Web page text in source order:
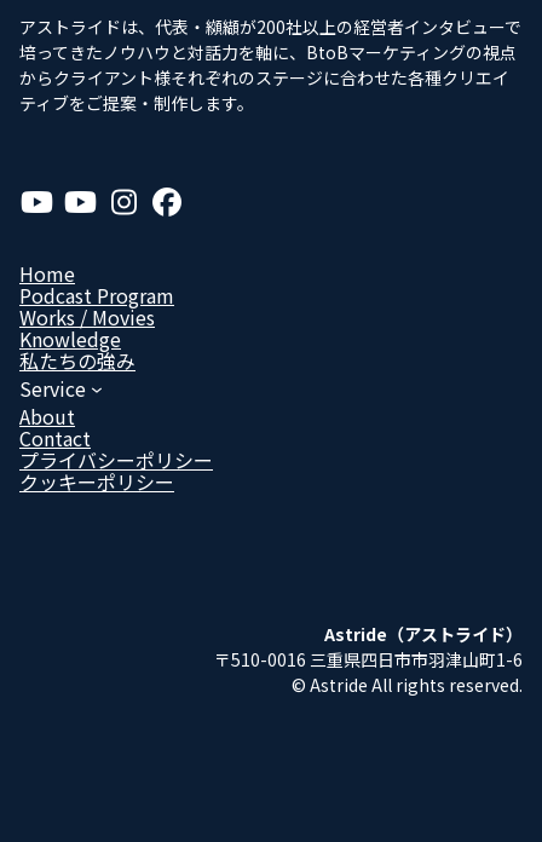
アストライドは、代表・纐纈が200社以上の経営者インタビューで
培ってきたノウハウと対話力を軸に、BtoBマーケティングの視点
からクライアント様それぞれのステージに合わせた各種クリエイ
ティブをご提案・制作します。
ア
イ
リ
ン
ク
ア
イ
リ
ン
ク
ア
イ
ン
ク
ア
イ
ン
ク
Home
Podcast Program
Works / Movies
Know­ledge
私たちの強み
Service
About
Contact
プライバシーポリシー
クッキーポリシー
Astride（アストライド）
〒510-0016 三重県四日市市羽津山町1-6
© Astride All rights reserved.